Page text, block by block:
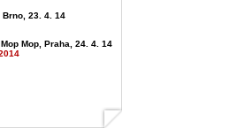
23. 4. 14
Mop, Praha, 24. 4. 14